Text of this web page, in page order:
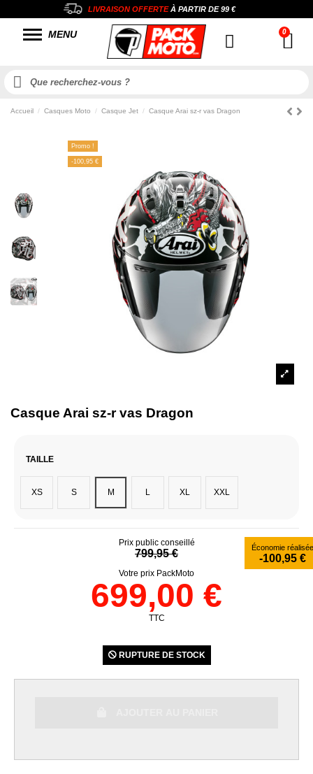
LIVRAISON OFFERTEÀ PARTIR DE99 €
MENU
Accueil Casques Moto Casque Jet Casque Arai sz-r vas Dragon
Promo !
-100,95 €
Casque Arai sz-r vas Dragon
TAILLE
XS S M L XL XXL
Prix public conseillé
799,95 € Économie réalisée
-100,95 €
Votre prix PackMoto
699,00 €
TTC
RUPTURE DE STOCK